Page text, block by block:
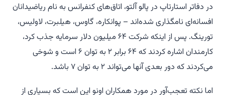
در دفاتر استارتاپ در پالو آلتو، اتاق‌های کنفرانس به نام ریاضیدانان
افسانه‌ای نامگذاری شده‌اند – پوانکاره، گاوس، هیلبرت، لاولیس،
تورینگ. پس از اینکه شرکت ۶۴ میلیون دلار سرمایه جذب کرد،
کارمندان اشاره کردند که ۶۴ برابر ۲ به توان ۶ است و شوخی
می‌کردند که دور بعدی آنها می‌تواند ۲ به توان ۷ باشد.
اما نکته تعجب‌آور در مورد همکاران اونو این است که بسیاری از